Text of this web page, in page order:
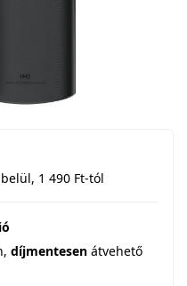
1 490 Ft-tól
díjmentesen átvehető